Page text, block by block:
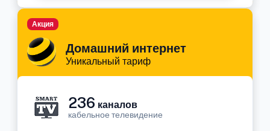
Домашний интернет
Уникальный тариф
Акция
236 каналов
кабельное телевидение